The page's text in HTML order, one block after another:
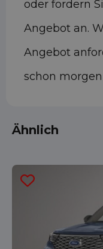
oder fordern
Angebot an.
Angebot
schon
Ähnlich